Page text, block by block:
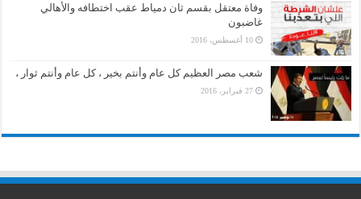
وفاة معتقل بقسم ثان دمياط عقب اختطافه والأهالي
غاضبون
10 أغسطس، 2016
شعب مصر العظيم كل عام وأنتم بخير ، كل عام وأنتم ثوار ،
27 فبراير، 2016